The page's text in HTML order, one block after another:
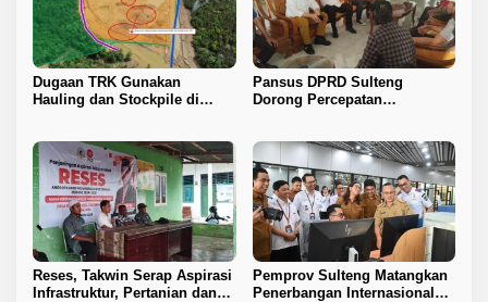
Dugaan TRK Gunakan
Hauling dan Stockpile di
Pansus DPRD Sulteng
Dorong Percepatan
Reses, Takwin Serap Aspirasi
Infrastruktur, Pertanian dan
Pemprov Sulteng Matangkan
Penerbangan Internasional